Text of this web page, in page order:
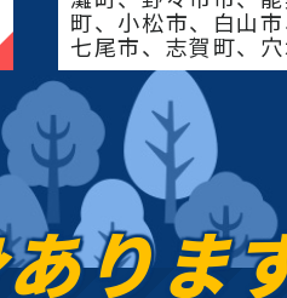
町、小松市、白山市
七尾市、志賀町、
市、能登町、珠州
りま